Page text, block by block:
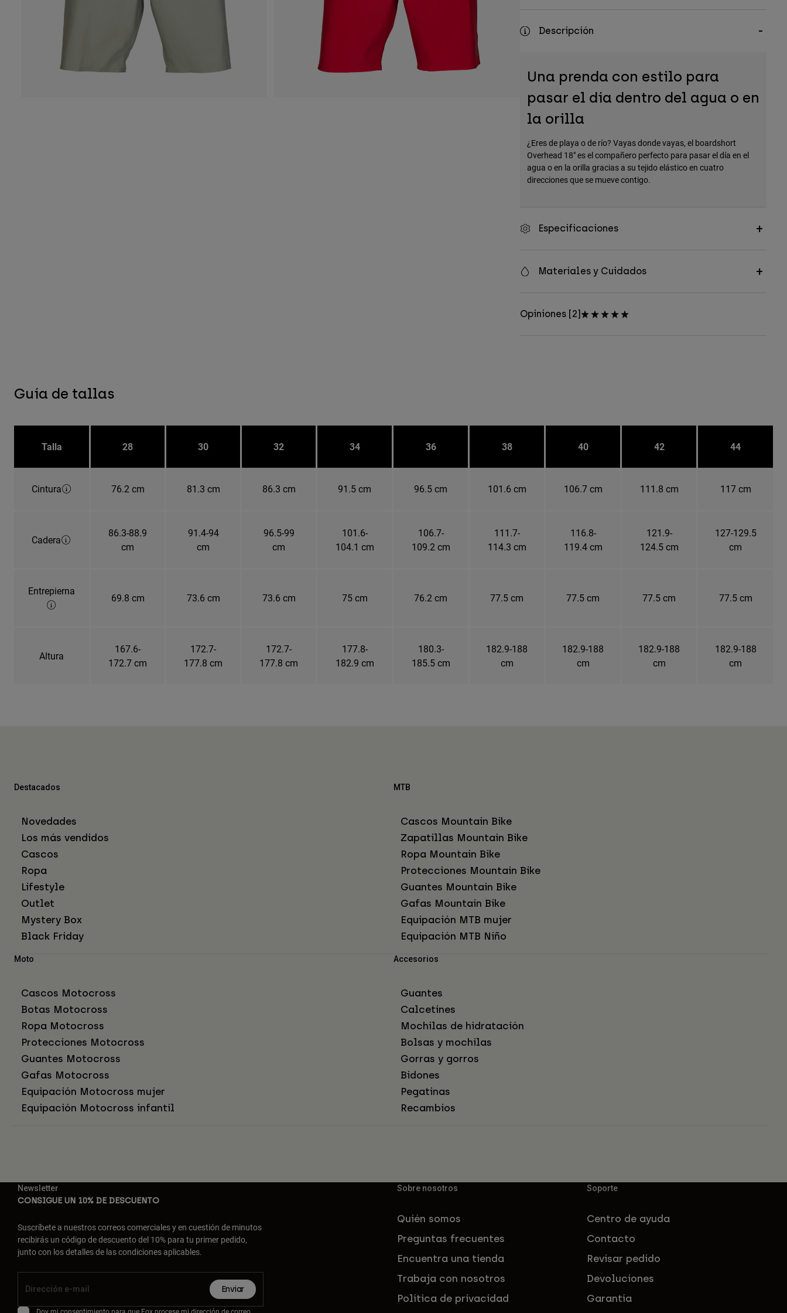
Descripción
Una prenda con estilo para
pasar el día dentro del agua o en
la orilla
¿Eres de playa o de río? Vayas donde vayas, el boardshort
Overhead 18" es el compañero perfecto para pasar el día en el
agua o en la orilla gracias a su tejido elástico en cuatro
direcciones que se mueve contigo.
Especificaciones
Materiales y Cuidados
Opiniones [2]
Guía de tallas
Talla 28 30 32 34 36 38 40 42 44
Cintura 76.2 cm 81.3 cm 86.3 cm 91.5 cm 96.5 cm 101.6 cm 106.7 cm 111.8 cm 117 cm
Cadera
86.3-88.9
cm
91.4-94
cm
96.5-99
cm
101.6-
104.1 cm
106.7-
109.2 cm
111.7-
114.3 cm
116.8-
119.4 cm
121.9-
124.5 cm
127-129.5
cm
Entrepierna
69.8 cm 73.6 cm 73.6 cm 75 cm 76.2 cm 77.5 cm 77.5 cm 77.5 cm 77.5 cm
Altura
167.6-
172.7 cm
172.7-
177.8 cm
172.7-
177.8 cm
177.8-
182.9 cm
180.3-
185.5 cm
182.9-188
cm
182.9-188
cm
182.9-188
cm
182.9-188
cm
Destacados
Novedades
Los más vendidos
Cascos
Ropa
Lifestyle
Outlet
Mystery Box
Black Friday
MTB
Cascos Mountain Bike
Zapatillas Mountain Bike
Ropa Mountain Bike
Protecciones Mountain Bike
Guantes Mountain Bike
Gafas Mountain Bike
Equipación MTB mujer
Equipación MTB Niño
Moto
Cascos Motocross
Botas Motocross
Ropa Motocross
Protecciones Motocross
Guantes Motocross
Gafas Motocross
Equipación Motocross mujer
Equipación Motocross infantil
Accesorios
Guantes
Calcetines
Mochilas de hidratación
Bolsas y mochilas
Gorras y gorros
Bidones
Pegatinas
Recambios
Newsletter
CONSIGUE UN 10% DE DESCUENTO
Suscríbete a nuestros correos comerciales y en cuestión de minutos
recibirás un código de descuento del 10% para tu primer pedido,
junto con los detalles de las condiciones aplicables.
Enviar
Sobre nosotros
Quién somos
Preguntas frecuentes
Encuentra una tienda
Trabaja con nosotros
Política de privacidad
Soporte
Centro de ayuda
Contacto
Revisar pedido
Devoluciones
Garantía